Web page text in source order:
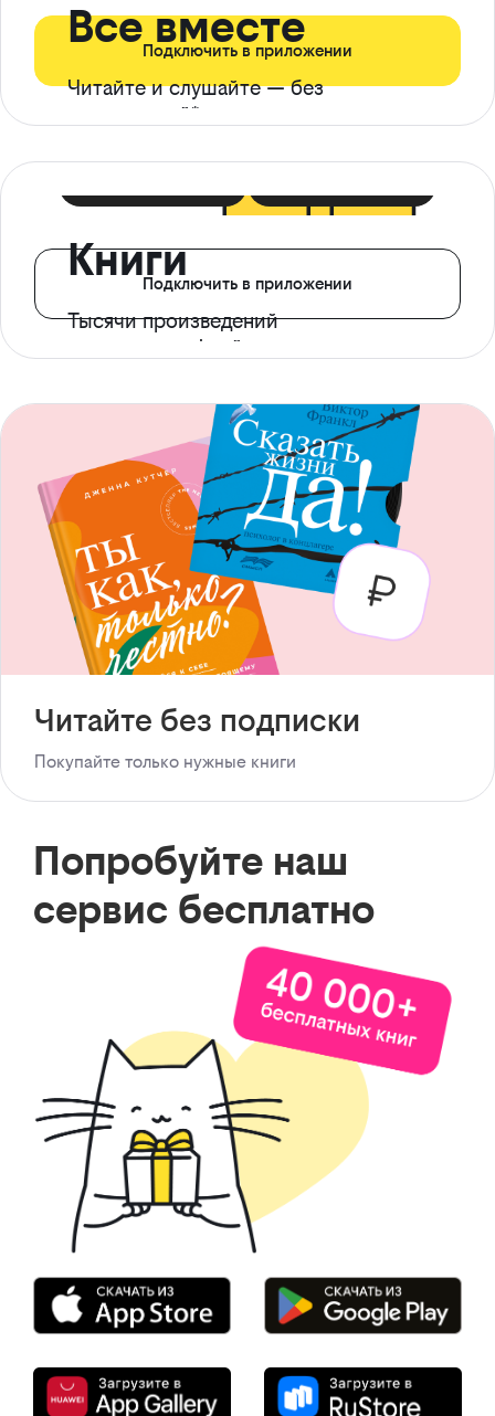
Все вместе
Читайте и слушайте — без
ограничений*
Подключить в приложении
Книги
Тысячи произведений
с доступом офлайн
Подключить в приложении
Читайте без подписки
Покупайте только нужные книги
Попробуйте наш
сервис бесплатно